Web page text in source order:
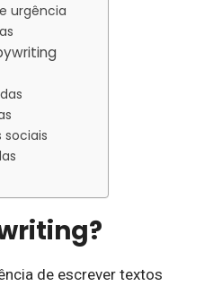
urgência
sociais
de escrever textos